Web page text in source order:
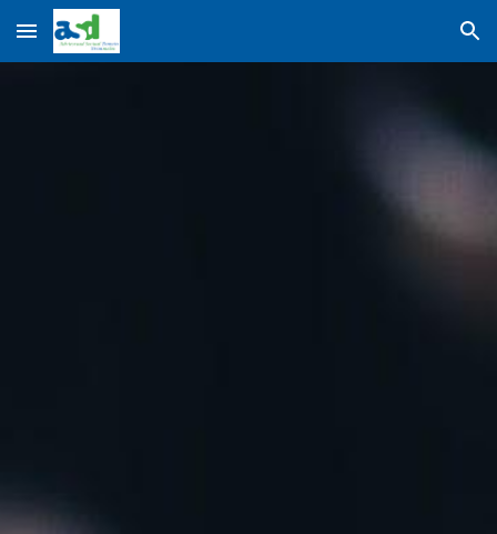
Skip to main content Skip to navigation